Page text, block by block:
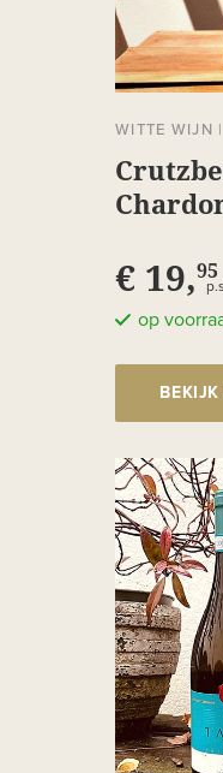
WITTE WIJN |
€ 19,95
op